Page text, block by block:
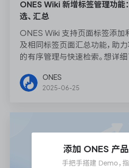
ONES Wiki 新增标签管理功能
选、汇总
ONES Wiki 支持页面标签添加
及相同标签页面汇总功能，助
的有序管理与快速检索。想详
扫描右侧二维码码添加 ONES
情。
ONES
2025-06-25
添加 ONES 产
手把手搭建 Demo，